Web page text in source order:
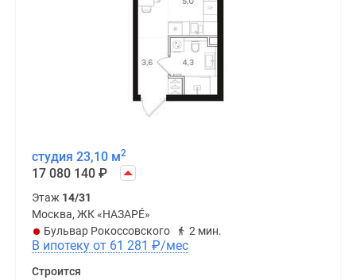
студия 23,10 м2
17 080 140 ₽
Этаж 14/31
Москва, ЖК «НАЗАРÉ»
Бульвар Рокоссовского
2 мин.
В ипотеку от 61 281 ₽/мес
Строится